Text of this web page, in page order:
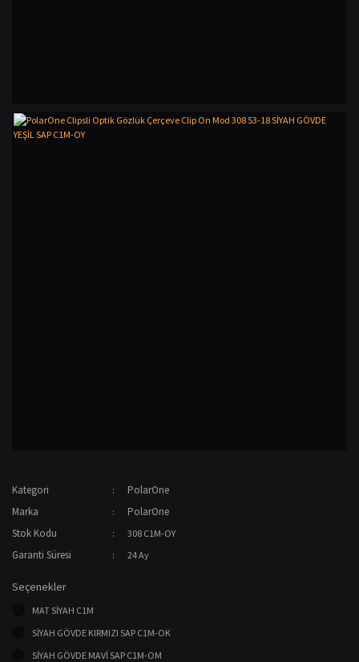
Kategori
PolarOne
Marka
PolarOne
Stok Kodu
308 C1M-OY
Garanti Süresi 24 Ay
Seçenekler
MAT SİYAH C1M
SİYAH GÖVDE KIRMIZI SAP C1M-OK
SİYAH GÖVDE MAVİ SAP C1M-OM